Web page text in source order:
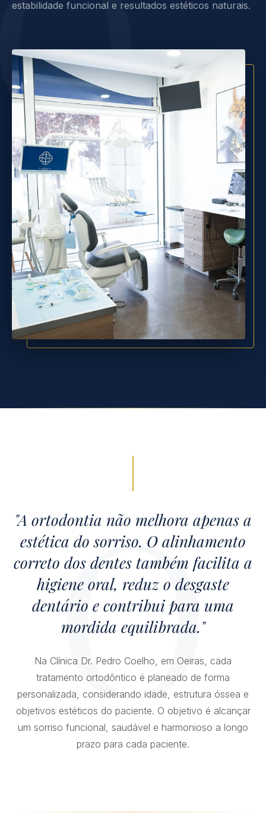
estabilidade funcional e resultados estéticos naturais.
"A ortodontia não melhora apenas a
estética do sorriso. O alinhamento
correto dos dentes também facilita a
higiene oral, reduz o desgaste
dentário e contribui para uma
mordida equilibrada."
Na Clínica Dr. Pedro Coelho, em Oeiras, cada
tratamento ortodôntico é planeado de forma
personalizada, considerando idade, estrutura óssea e
objetivos estéticos do paciente. O objetivo é alcançar
um sorriso funcional, saudável e harmonioso a longo
prazo para cada paciente.